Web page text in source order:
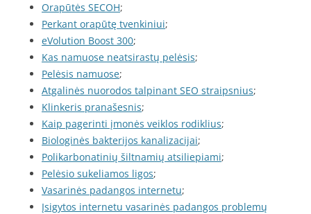
Orapūtės SECOH;
Perkant orapūtę tvenkiniui;
eVolution Boost 300;
Kas namuose neatsirastų pelėsis;
Pelėsis namuose;
Atgalinės nuorodos talpinant SEO straipsnius;
Klinkeris pranašesnis;
Kaip pagerinti įmonės veiklos rodiklius;
Biologinės bakterijos kanalizacijai;
Polikarbonatinių šiltnamių atsiliepiami;
Pelėsio sukeliamos ligos;
Vasarinės padangos internetu;
Įsigytos internetu vasarinės padangos problemų